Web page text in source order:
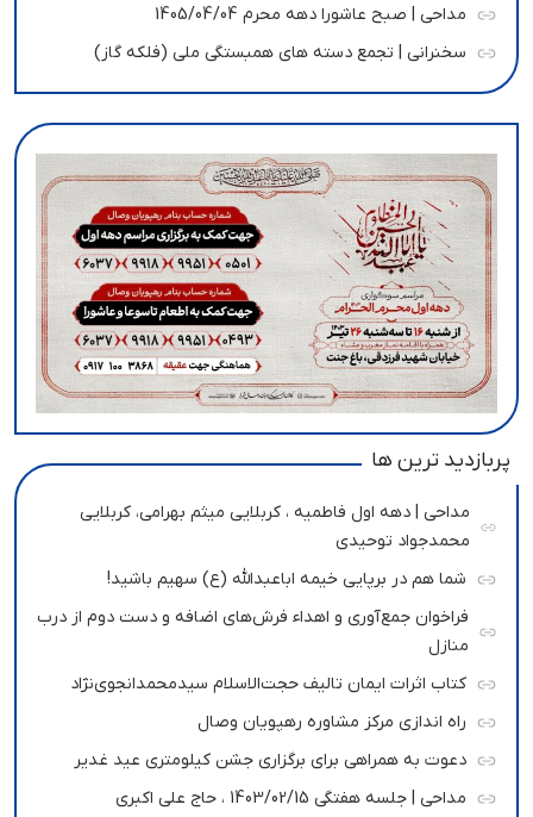
مداحی | صبح عاشورا دهه محرم 1405/04/04
سخنرانی | تجمع دسته های همبستگی ملی (فلکه گاز)
پربازدید ترین ها
مداحی | دهه اول فاطمیه ، کربلایی میثم بهرامی، کربلایی
محمدجواد توحیدی
شما هم در برپایی خیمه اباعبدالله (ع) سهیم باشید!
فراخوان جمع‌آوری و اهداء فرش‌های اضافه و دست دوم از درب
منازل
کتاب اثرات ایمان تالیف حجت‌الاسلام سیدمحمدانجوی‌نژاد
راه اندازی مرکز مشاوره رهپویان وصال
دعوت به همراهی برای برگزاری جشن کیلومتری عید غدیر
مداحی | جلسه هفتگی 1403/02/15 ، حاج علی اکبری